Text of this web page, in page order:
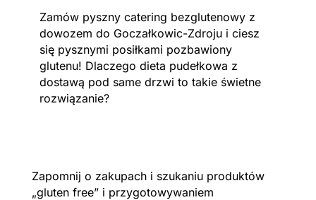
Zamów pyszny catering bezglutenowy z
dowozem do Goczałkowic-Zdroju i ciesz
się pysznymi posiłkami pozbawiony
glutenu! Dlaczego dieta pudełkowa z
dostawą pod same drzwi to takie świetne
rozwiązanie?
Zapomnij o zakupach i szukaniu produktów
„gluten free” i przygotowywaniem